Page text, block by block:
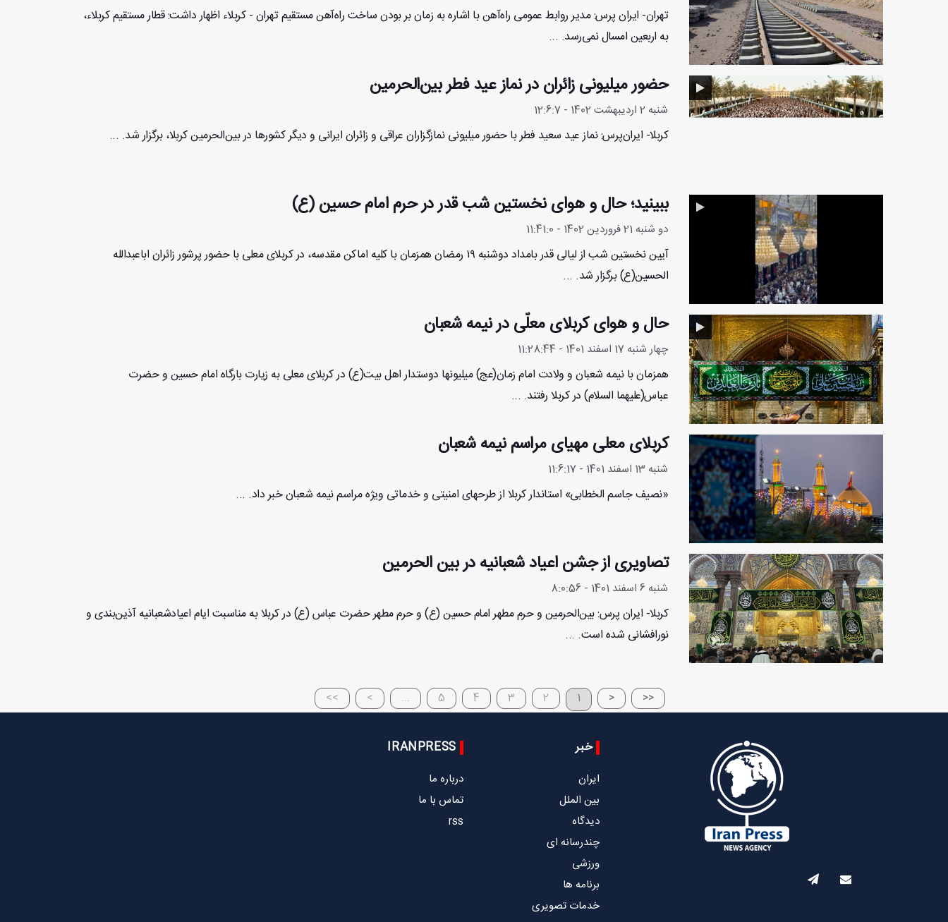
تهران- ایران پرس: مدیر روابط عمومی راه‌آهن با اشاره به زمان بر بودن ساخت راه‌آهن مستقیم تهران - کربلاء اظهار داشت: قطار مستقیم کربلاء،
به اربعین امسال نمی‌رسد. ...
حضور میلیونی زائران در نماز عید فطر بین‌الحرمین
شنبه 2 اردیبهشت 1402 - 12:6:7
کربلا- ایران‌پرس: نماز عید سعید فطر با حضور میلیونی نمازگزاران عراقی و زائران ایرانی و دیگر کشورها در بین‌الحرمین کربلا، برگزار شد. ...
ببینید؛ حال و هوای نخستین شب قدر در حرم امام حسین (ع)
دو شنبه 21 فروردین 1402 - 11:41:0
آیین نخستین شب از لیالی قدر بامداد دوشنبه ۱۹ رمضان همزمان با کلیه اماکن مقدسه، در کربلای معلی با حضور پرشور زائران اباعبدالله
الحسین(ع) برگزار شد. ...
حال و هوای کربلای معلّی در نیمه شعبان
چهار شنبه 17 اسفند 1401 - 11:28:44
همزمان با نیمه شعبان و ولادت امام زمان(عج) میلیونها دوستدار اهل بیت(ع) در کربلای معلی به زیارت بارگاه امام حسین و حضرت
عباس(علیهما السلام) در کربلا رفتند. ...
کربلای معلی مهیای مراسم نیمه شعبان
شنبه 13 اسفند 1401 - 11:6:17
«نصیف جاسم الخطابی» استاندار کربلا از طرحهای امنیتی و خدماتی ویژه مراسم نیمه شعبان خبر داد. ...
تصاویری از جشن اعیاد شعبانیه در بین الحرمین
شنبه 6 اسفند 1401 - 8:0:56
کربلا- ایران پرس: بین‌الحرمین و حرم مطهر امام حسین (ع) و حرم مطهر حضرت عباس (ع) در کربلا به مناسبت ایام اعیادشعبانیه آذین‌بندی و
نورافشانی شده است. ...
<<
<
1
2
3
4
5
...
>
>>
خبر
ایران
بین الملل
دیدگاه
چندرسانه ای
ورزشی
برنامه ها
خدمات تصویری
IRANPRESS
درباره ما
تماس با ما
rss